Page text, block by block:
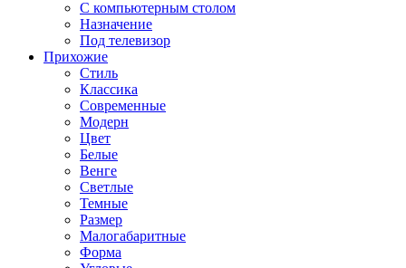
С компьютерным столом
Назначение
Под телевизор
Прихожие
Стиль
Классика
Современные
Модерн
Цвет
Белые
Венге
Светлые
Темные
Размер
Малогабаритные
Форма